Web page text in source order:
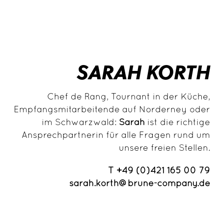
SARAH KORTH
Chef de Rang, Tournant in der Küche,
Empfangsmitarbeitende auf Norderney oder
im Schwarzwald: Sarah ist die richtige
Ansprechpartnerin für alle Fragen rund um
unsere freien Stellen.
T +49 (0)421 165 00 79
sarah.korth@brune-company.de